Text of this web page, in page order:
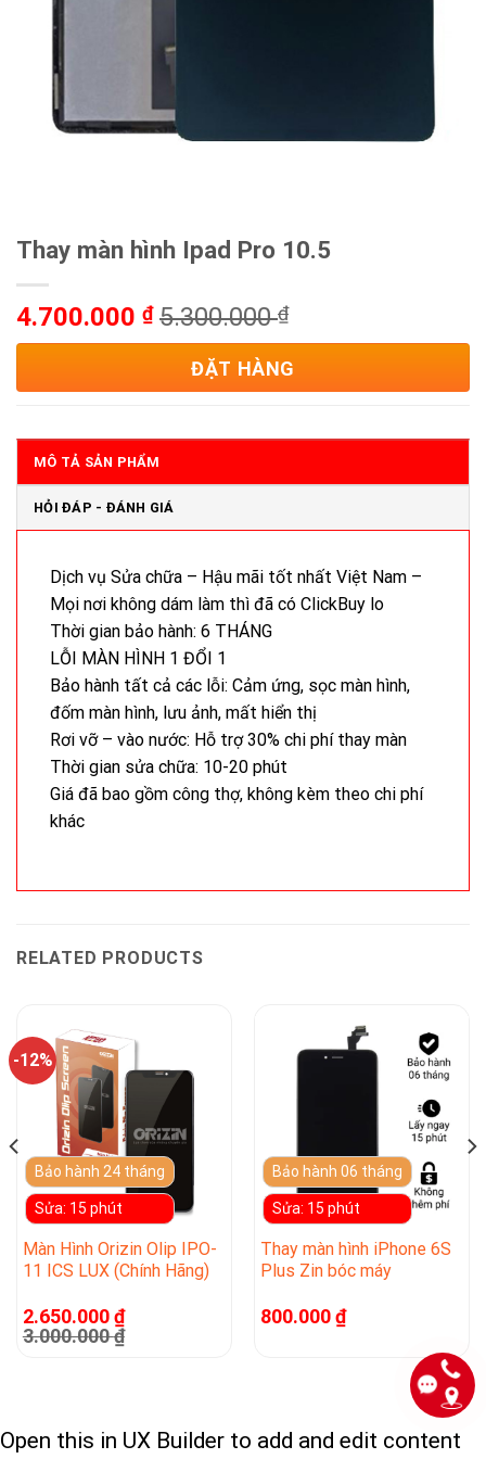
Thay màn hình Ipad Pro 10.5
4.700.000 ₫ 5.300.000₫
ĐẶT HÀNG
MÔ TẢ SẢN PHẨM
HỎI ĐÁP - ĐÁNH GIÁ
Dịch vụ Sửa chữa – Hậu mãi tốt nhất Việt Nam –
Mọi nơi không dám làm thì đã có ClickBuy lo
Thời gian bảo hành: 6 THÁNG
LỖI MÀN HÌNH 1 ĐỔI 1
Bảo hành tất cả các lỗi: Cảm ứng, sọc màn hình,
đốm màn hình, lưu ảnh, mất hiển thị
Rơi vỡ – vào nước: Hỗ trợ 30% chi phí thay màn
Thời gian sửa chữa: 10-20 phút
Giá đã bao gồm công thợ, không kèm theo chi phí
khác
RELATED PRODUCTS
-12%
Bảo hành 24 tháng
Sửa: 15 phút
Màn Hình Orizin Olip IPO-
11 ICS LUX (Chính Hãng)
2.650.000₫
3.000.000₫
Bảo hành 06 tháng
Sửa: 15 phút
Thay màn hình iPhone 6S
Plus Zin bóc máy
800.000₫
Open this in UX Builder to add and edit content